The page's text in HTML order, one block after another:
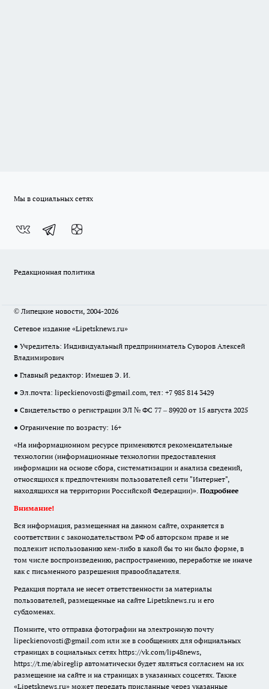
Мы в социальных сетях
Редакционная политика
© Липецкие новости, 2004-2026
Сетевое издание «Lipetsknews.ru»
● Учредитель: Индивидуальный предприниматель Суворов Алексей
Владимирович
● Главный редактор: Имешев Э. И.
● Эл.почта: lipeckienovosti@gmail.com, тел: +7 985 814 3429
● Свидетельство о регистрации ЭЛ № ФС 77 – 89920 от 15 августа 2025
● Ограничение по возрасту: 16+
«На информационном ресурсе применяются рекомендательные
технологии (информационные технологии предоставления
информации на основе сбора, систематизации и анализа сведений,
относящихся к предпочтениям пользователей сети "Интернет",
находящихся на территории Российской Федерации)». Подробнее
Внимание!
Вся информация, размещенная на данном сайте, охраняется в
соответствии с законодательством РФ об авторском праве и не
подлежит использованию кем-либо в какой бы то ни было форме, в
том числе воспроизведению, распространению, переработке не иначе
как с письменного разрешения правообладателя.
Редакция портала не несет ответственности за материалы
пользователей, размещенные на сайте Lipetsknews.ru и его
субдоменах.
Помните, что отправка фотографии на электронную почту
lipeckienovosti@gmail.com или же в сообщениях для официальных
страницах в социальных сетях https://vk.com/lip48news,
https://t.me/abireglip автоматически будет являться согласием на их
размещение на сайте и на страницах в указанных соцсетях. Также
«Lipetsknews.ru» может передать присланные через указанные